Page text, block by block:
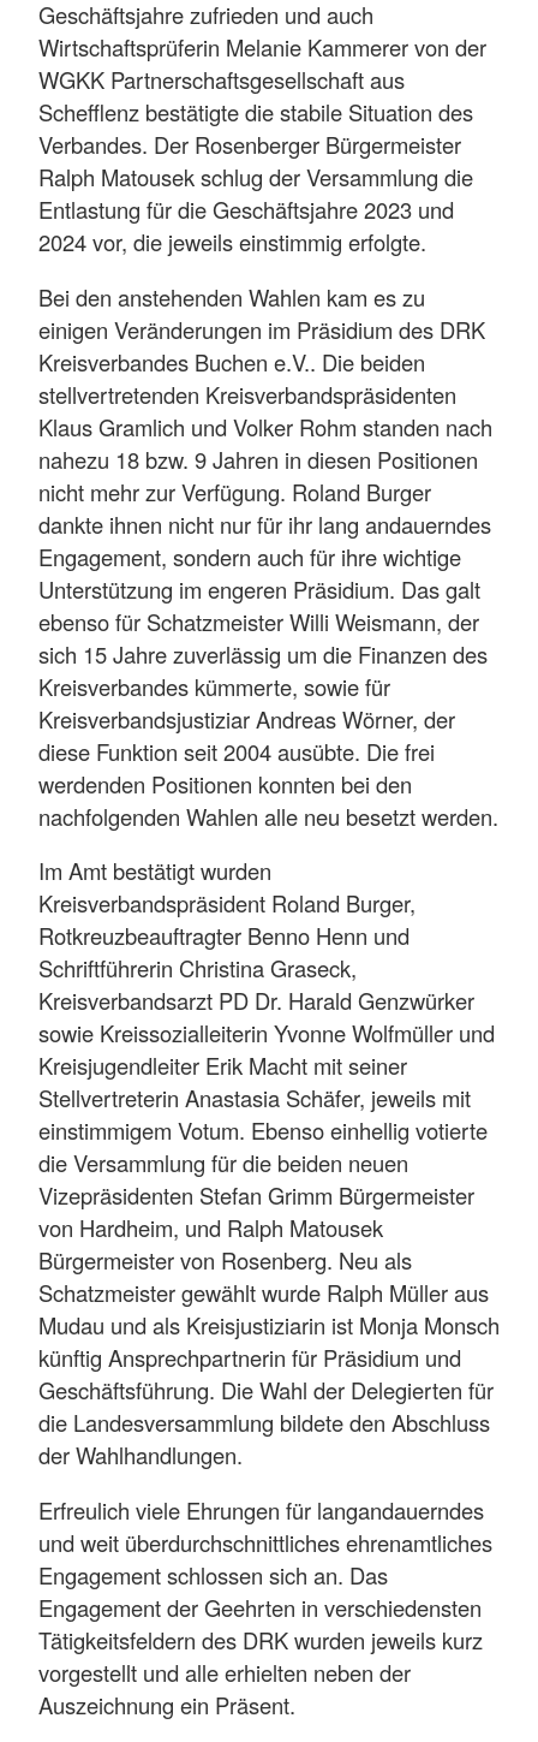
Geschäftsjahre zufrieden und auch
Wirtschaftsprüferin Melanie Kammerer von der
WGKK Partnerschaftsgesellschaft aus
Schefflenz bestätigte die stabile Situation des
Verbandes. Der Rosenberger Bürgermeister
Ralph Matousek schlug der Versammlung die
Entlastung für die Geschäftsjahre 2023 und
2024 vor, die jeweils einstimmig erfolgte.
Bei den anstehenden Wahlen kam es zu
einigen Veränderungen im Präsidium des DRK
Kreisverbandes Buchen e.V.. Die beiden
stellvertretenden Kreisverbandspräsidenten
Klaus Gramlich und Volker Rohm standen nach
nahezu 18 bzw. 9 Jahren in diesen Positionen
nicht mehr zur Verfügung. Roland Burger
dankte ihnen nicht nur für ihr lang andauerndes
Engagement, sondern auch für ihre wichtige
Unterstützung im engeren Präsidium. Das galt
ebenso für Schatzmeister Willi Weismann, der
sich 15 Jahre zuverlässig um die Finanzen des
Kreisverbandes kümmerte, sowie für
Kreisverbandsjustiziar Andreas Wörner, der
diese Funktion seit 2004 ausübte. Die frei
werdenden Positionen konnten bei den
nachfolgenden Wahlen alle neu besetzt werden.
Im Amt bestätigt wurden
Kreisverbandspräsident Roland Burger,
Rotkreuzbeauftragter Benno Henn und
Schriftführerin Christina Graseck,
Kreisverbandsarzt PD Dr. Harald Genzwürker
sowie Kreissozialleiterin Yvonne Wolfmüller und
Kreisjugendleiter Erik Macht mit seiner
Stellvertreterin Anastasia Schäfer, jeweils mit
einstimmigem Votum. Ebenso einhellig votierte
die Versammlung für die beiden neuen
Vizepräsidenten Stefan Grimm Bürgermeister
von Hardheim, und Ralph Matousek
Bürgermeister von Rosenberg. Neu als
Schatzmeister gewählt wurde Ralph Müller aus
Mudau und als Kreisjustiziarin ist Monja Monsch
künftig Ansprechpartnerin für Präsidium und
Geschäftsführung. Die Wahl der Delegierten für
die Landesversammlung bildete den Abschluss
der Wahlhandlungen.
Erfreulich viele Ehrungen für langandauerndes
und weit überdurchschnittliches ehrenamtliches
Engagement schlossen sich an. Das
Engagement der Geehrten in verschiedensten
Tätigkeitsfeldern des DRK wurden jeweils kurz
vorgestellt und alle erhielten neben der
Auszeichnung ein Präsent.